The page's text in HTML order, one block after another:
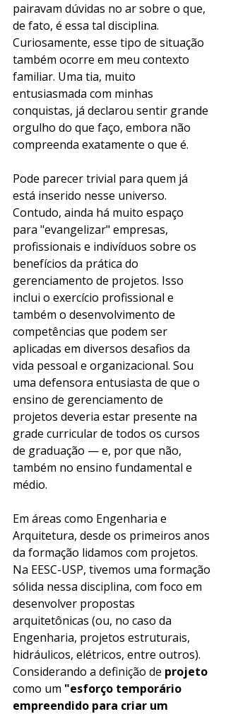
pairavam dúvidas no ar sobre o que,
de fato, é essa tal disciplina.
Curiosamente, esse tipo de situação
também ocorre em meu contexto
familiar. Uma tia, muito
entusiasmada com minhas
conquistas, já declarou sentir grande
orgulho do que faço, embora não
compreenda exatamente o que é.
Pode parecer trivial para quem já
está inserido nesse universo.
Contudo, ainda há muito espaço
para "evangelizar" empresas,
profissionais e indivíduos sobre os
benefícios da prática do
gerenciamento de projetos. Isso
inclui o exercício profissional e
também o desenvolvimento de
competências que podem ser
aplicadas em diversos desafios da
vida pessoal e organizacional. Sou
uma defensora entusiasta de que o
ensino de gerenciamento de
projetos deveria estar presente na
grade curricular de todos os cursos
de graduação — e, por que não,
também no ensino fundamental e
médio.
Em áreas como Engenharia e
Arquitetura, desde os primeiros anos
da formação lidamos com projetos.
Na EESC-USP, tivemos uma formação
sólida nessa disciplina, com foco em
desenvolver propostas
arquitetônicas (ou, no caso da
Engenharia, projetos estruturais,
hidráulicos, elétricos, entre outros).
Considerando a definição de projeto
como um "esforço temporário
empreendido para criar um